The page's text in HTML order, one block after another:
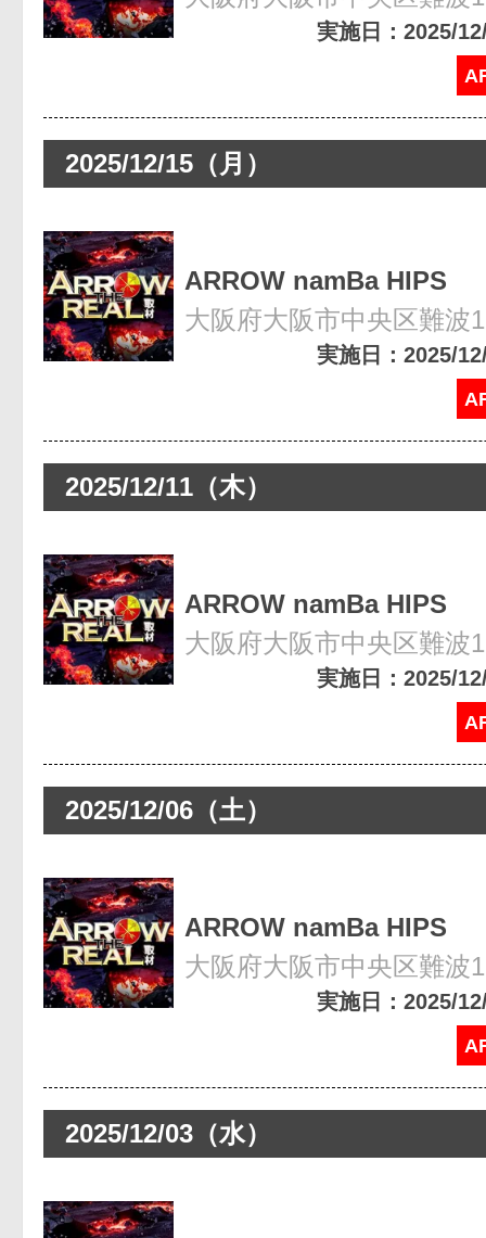
実施日：2025/
2025/12/15（月）
ARROW namBa HIPS
大阪府大阪市中央区難波
実施日：2025/
2025/12/11（木）
ARROW namBa HIPS
大阪府大阪市中央区難波
実施日：2025/
2025/12/06（土）
ARROW namBa HIPS
大阪府大阪市中央区難波
実施日：2025/
2025/12/03（水）